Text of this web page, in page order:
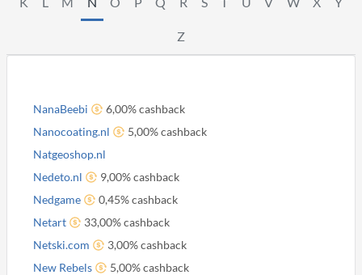
Z
NanaBeebi
6,00% cashback
Nanocoating.nl
5,00% cashback
Natgeoshop.nl
Nedeto.nl
9,00% cashback
Nedgame
0,45% cashback
Netart
33,00% cashback
Netski.com
3,00% cashback
New Rebels
5,00% cashback